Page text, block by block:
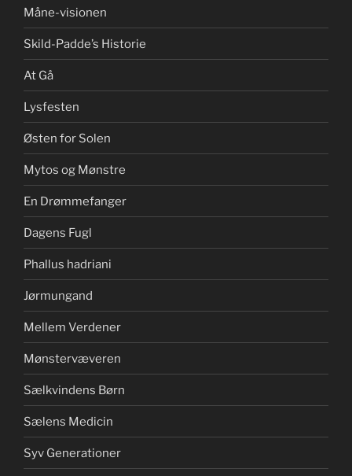
Måne-visionen
Skild-Padde’s Historie
At Gå
Lysfesten
Østen for Solen
Mytos og Mønstre
En Drømmefanger
Dagens Fugl
Phallus hadriani
Jørmungand
Mellem Verdener
Mønstervæveren
Sælkvindens Børn
Sælens Medicin
Syv Generationer